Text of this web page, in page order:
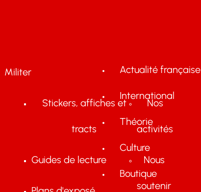
Militer
Stickers, affiches et
tracts
Guides de lecture
Nos
activités
Nous
soutenir
Actualité française
International
Théorie
Culture
Boutique